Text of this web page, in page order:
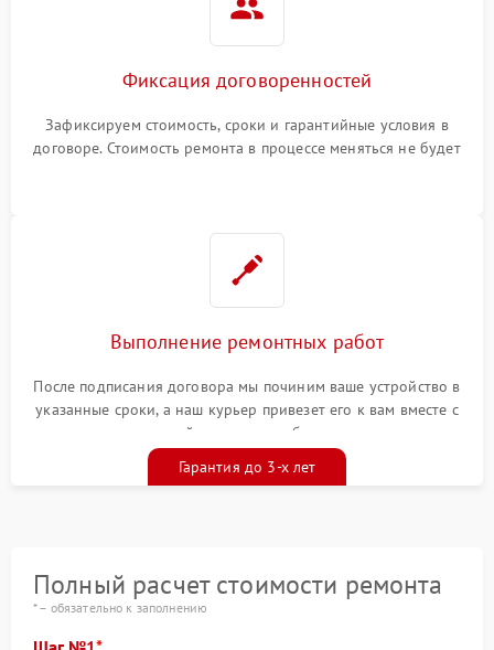
Фиксация договоренностей
Зафиксируем стоимость, сроки и гарантийные условия в
договоре. Стоимость ремонта в процессе меняться не будет
Выполнение ремонтных работ
После подписания договора мы починим ваше устройство в
указанные сроки, а наш курьер привезет его к вам вместе с
гарантийным талоном бесплатно
Гарантия до 3-х лет
Полный расчет стоимости ремонта
* – обязательно к заполнению